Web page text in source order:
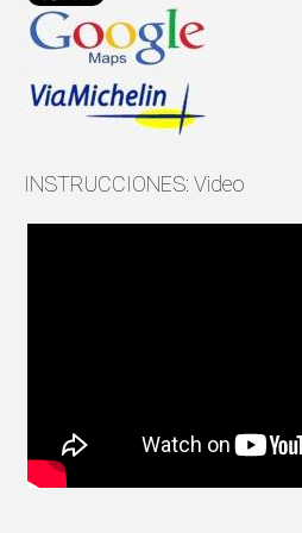
INSTRUCCIONES: Video